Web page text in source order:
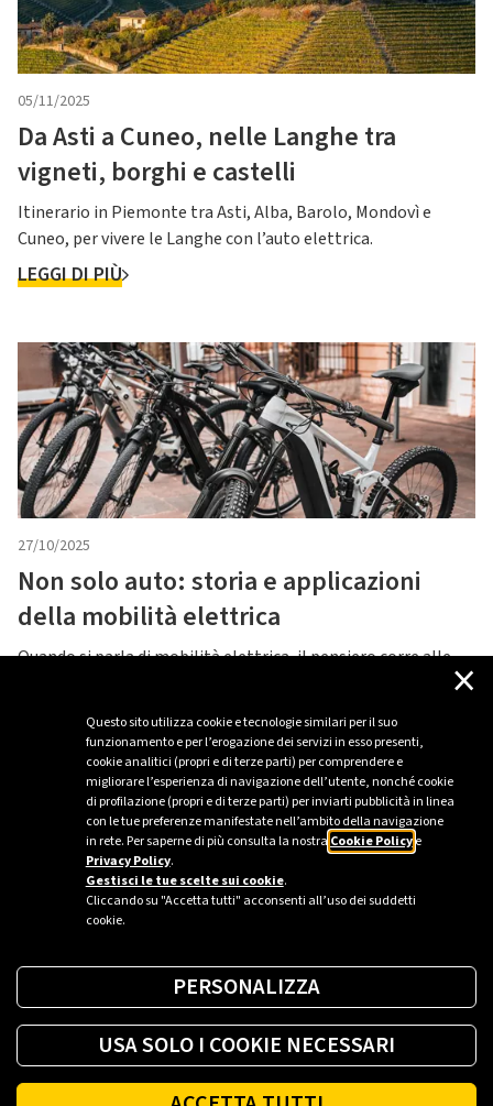
Questo sito utilizza cookie e tecnologie similari per il suo
funzionamento e per l’erogazione dei servizi in esso presenti,
cookie analitici (propri e di terze parti) per comprendere e
migliorare l’esperienza di navigazione dell’utente, nonché cookie
di profilazione (propri e di terze parti) per inviarti pubblicità in linea
con le tue preferenze manifestate nell’ambito della navigazione
in rete. Per saperne di più consulta la nostra Cookie Policye
Privacy Policy.
Gestisci le tue scelte sui cookie.
Cliccando su "Accetta tutti" acconsenti all’uso dei suddetti
cookie.
×
PERSONALIZZA
USA SOLO I COOKIE NECESSARI
05/11/2025
Da Asti a Cuneo, nelle Langhe tra
vigneti, borghi e castelli
Itinerario in Piemonte tra Asti, Alba, Barolo, Mondovì e
Cuneo, per vivere le Langhe con l’auto elettrica.
LEGGI DI PIÙ
27/10/2025
Non solo auto: storia e applicazioni
della mobilità elettrica
Quando si parla di mobilità elettrica, il pensiero corre alle
auto private. In realtà ci muoviamo in un mondo percorso da
LEGGI DI PIÙ
1 2 3 4